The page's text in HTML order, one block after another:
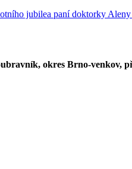
jubilea paní doktorky Aleny
okres Brno-venkov,